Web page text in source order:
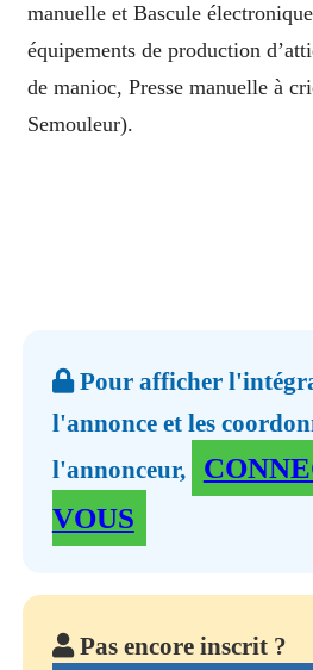
manuelle et Bascule
équipements de production
de manioc, Presse manuelle à
Semouleur).
Pour afficher
l'annonce et les
l'annonceur,
VOUS
Pas encore inscrit ?